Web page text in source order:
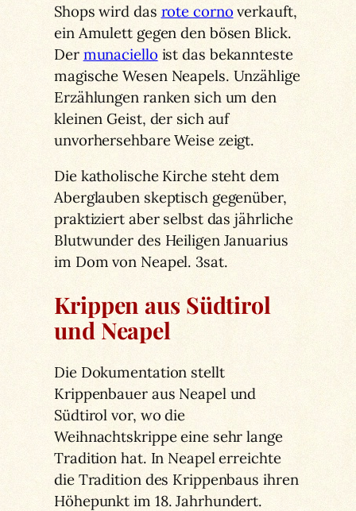
Shops wird das rote corno verkauft,
ein Amulett gegen den bösen Blick.
Der munaciello ist das bekannteste
magische Wesen Neapels. Unzählige
Erzählungen ranken sich um den
kleinen Geist, der sich auf
unvorhersehbare Weise zeigt.
Die katholische Kirche steht dem
Aberglauben skeptisch gegenüber,
praktiziert aber selbst das jährliche
Blutwunder des Heiligen Januarius
im Dom von Neapel. 3sat.
Krippen aus Südtirol
und Neapel
Die Dokumentation stellt
Krippenbauer aus Neapel und
Südtirol vor, wo die
Weihnachtskrippe eine sehr lange
Tradition hat. In Neapel erreichte
die Tradition des Krippenbaus ihren
Höhepunkt im 18. Jahrhundert.